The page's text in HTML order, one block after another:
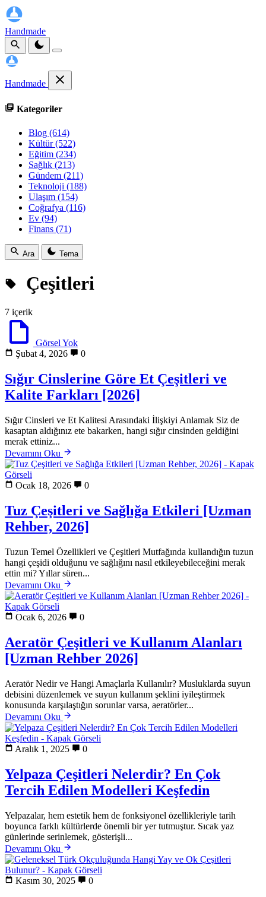
Handmade
Handmade
Kategoriler
Blog (614)
Kültür(522)
Eğitim (234)
Sağlık (213)
Gündem (211)
Teknoloji (188)
Ulaşım (154)
Coğrafya (116)
Ev (94)
Finans (71)
Ara Tema
Çeşitleri
7 içerik
Görsel Yok
Şubat 4, 2026
0
Sığır Cinslerine Göre Et Çeşitleri ve
Kalite Farkları [2026]
Sığır Cinsleri ve Et Kalitesi Arasındaki İlişkiyi Anlamak Siz de
kasaptan aldığınız ete bakarken, hangi sığır cinsinden geldiğini
merak ettiniz...
Devamını Oku
Ocak 18, 2026 0
Tuz Çeşitleri ve Sağlığa Etkileri [Uzman
Rehber, 2026]
Tuzun Temel Özellikleri ve Çeşitleri Mutfağında kullandığın tuzun
hangi çeşidi olduğunu ve sağlığını nasıl etkileyebileceğini merak
ettin mi? Yıllar süren...
Devamını Oku
Ocak 6, 2026 0
Aeratör Çeşitleri ve Kullanım Alanları
[Uzman Rehber 2026]
Aeratör Nedir ve Hangi Amaçlarla Kullanılır? Musluklarda suyun
debisini düzenlemek ve suyun kullanım şeklini iyileştirmek
konusunda karşılaştığın sorunlar varsa, aeratörler...
Devamını Oku
Aralık 1, 2025 0
Yelpaza Çeşitleri Nelerdir? En Çok
Tercih Edilen Modelleri Keşfedin
Yelpazalar, hem estetik hem de fonksiyonel özellikleriyle tarih
boyunca farklı kültürlerde önemli bir yer tutmuştur. Sıcak yaz
günlerinde serinlemek, gösterişli...
Devamını Oku
Kasım 30, 2025 0